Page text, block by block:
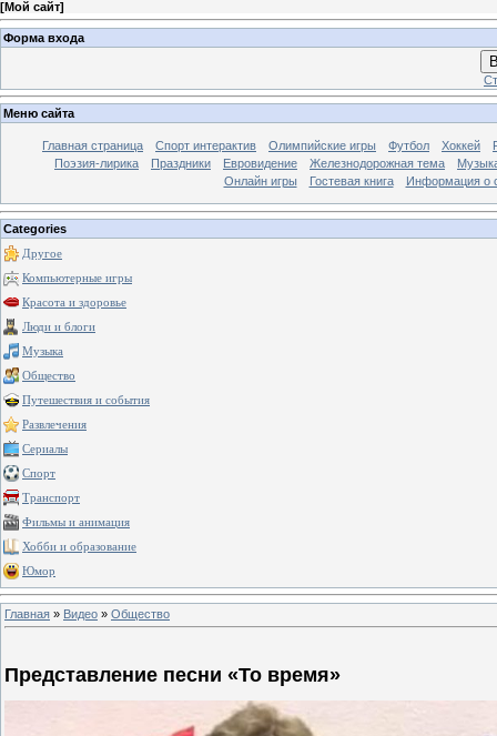
[Мой сайт]
Форма входа
Меню сайта
Главная страница Спорт интерактив Олимпийские игры Футбол Хоккей
Поэзия-лирика
Праздники Евровидение Железнодорожная тема
Онлайн игры
Гостевая книга Информация о
Categories
Другое
Компьютерные игры
Красота и здоровье
Люди и блоги
Музыка
Общество
Путешествия и события
Развлечения
Сериалы
Спорт
Транспорт
Фильмы и анимация
Хобби и образование
Юмор
Главная » Видео » Общество
Представление песни «То время»